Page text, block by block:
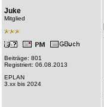
Juke
Mitglied
Beiträge: 801
Registriert: 06.08.2013
EPLAN
3.xx bis 2024